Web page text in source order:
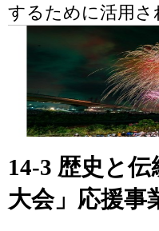
するために活用さ
14-3 歴史と
大会」応援事